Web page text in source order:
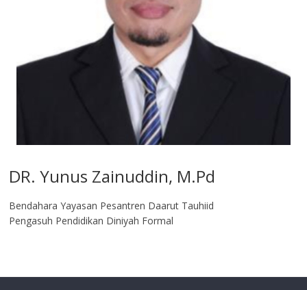
DR. Yunus Zainuddin, M.Pd
Bendahara Yayasan Pesantren Daarut Tauhiid
Pengasuh Pendidikan Diniyah Formal